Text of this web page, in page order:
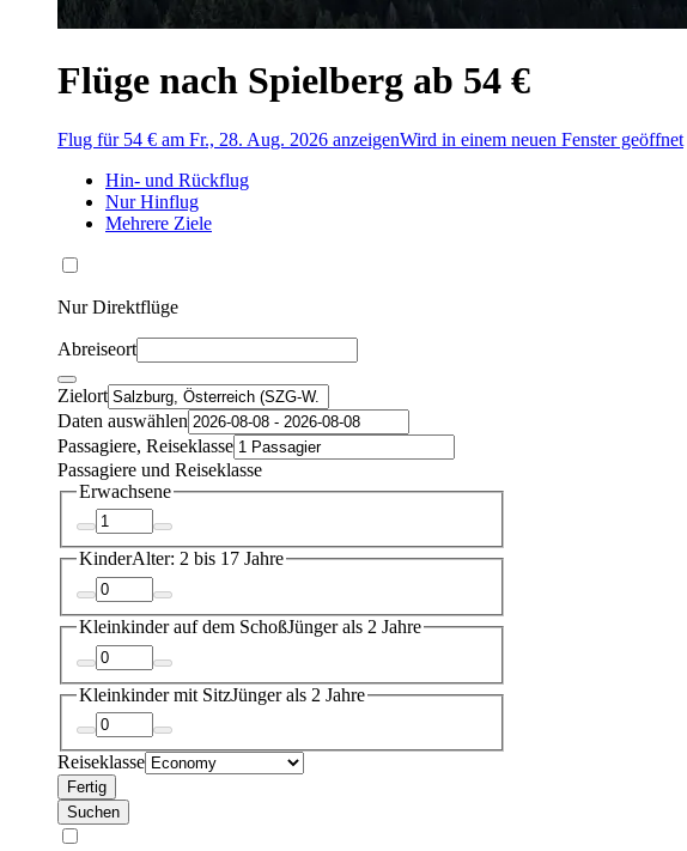
Flüge nach Spielberg ab 54 €
Flug für 54 € am Fr., 28. Aug. 2026 anzeigenWird in einem neuen Fenster geöffnet
Hin- und Rückflug
Nur Hinflug
Mehrere Ziele
Nur Direktflüge
Abreiseort
Zielort
Daten auswählen
Passagiere, Reiseklasse
Passagiere und Reiseklasse
Erwachsene
KinderAlter: 2 bis 17 Jahre
Kleinkinder auf dem SchoßJünger als 2 Jahre
Kleinkinder mit SitzJünger als 2 Jahre
Reiseklasse
Fertig
Suchen